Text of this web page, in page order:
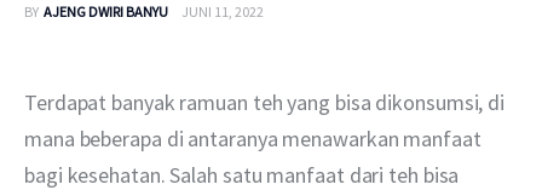
Mengapa Good Doctor
Berita
BY AJENG DWIRI BANYU JUNI 11, 2022
Terdapat banyak ramuan teh yang bisa dikonsumsi, di
mana beberapa di antaranya menawarkan manfaat
bagi kesehatan. Salah satu manfaat dari teh bisa